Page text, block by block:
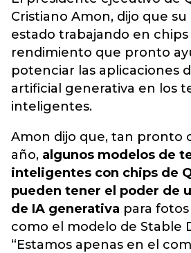
Cristiano Amon, dijo que
estado trabajando en
rendimiento que pronto
potenciar las aplicaciones
artificial generativa en los
inteligentes.
Amon dijo que, tan pronto
año, algunos modelos de
inteligentes con chips de
pueden tener el poder de
de IA generativa para
como el modelo de Stable
“Estamos apenas en el